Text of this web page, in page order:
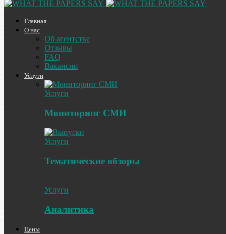
Главная
О нас
Об агентстве
Отзывы
FAQ
Вакансии
Услуги
Услуги
Мониторинг СМИ
Услуги
Тематические обзоры
Услуги
Аналитика
Цены